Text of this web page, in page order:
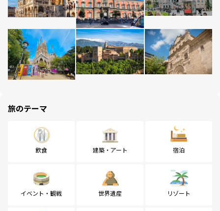
旅のテーマ
飲食 建築・アート 宿泊
イベント・観戦 世界遺産 リゾート